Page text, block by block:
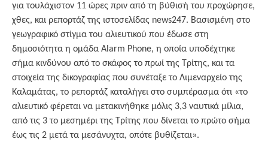
για τουλάχιστον 11 ώρες πριν από τη βύθισή του προχώρησε,
χθες, και ρεπορτάζ της ιστοσελίδας news247. Βασισμένη στο
γεωγραφικό στίγμα του αλιευτικού που έδωσε στη
δημοσιότητα η oμάδα Alarm Phone, η οποία υποδέχτηκε
σήμα κινδύνου από το σκάφος το πρωί της Τρίτης, και τα
στοιχεία της δικογραφίας που συνέταξε το Λιμεναρχείο της
Καλαμάτας, το ρεπορτάζ καταλήγει στο συμπέρασμα ότι «το
αλιευτικό φέρεται να μετακινήθηκε μόλις 3,3 ναυτικά μίλια,
από τις 3 το μεσημέρι της Τρίτης που δίνεται το πρώτο σήμα
έως τις 2 μετά τα μεσάνυχτα, οπότε βυθίζεται».